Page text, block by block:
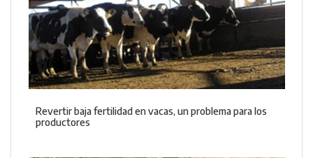
Revertir baja fertilidad en vacas, un problema para los
productores